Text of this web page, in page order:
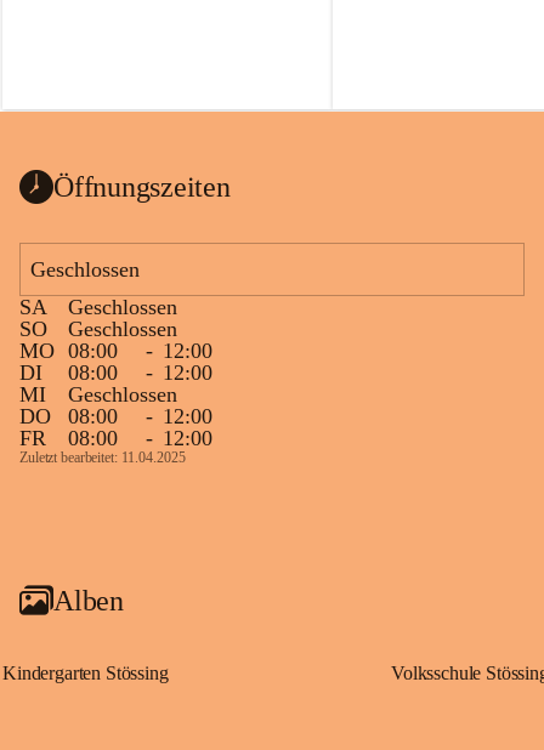
Öffnungszeiten
Geschlossen
SA
Geschlossen
SO
Geschlossen
MO 08:00 - 12:00
DI
08:00 - 12:00
MI
Geschlossen
DO
08:00 - 12:00
FR
08:00 - 12:00
Zuletzt bearbeitet: 11.04.2025
Alben
Kindergarten Stössing Volksschule